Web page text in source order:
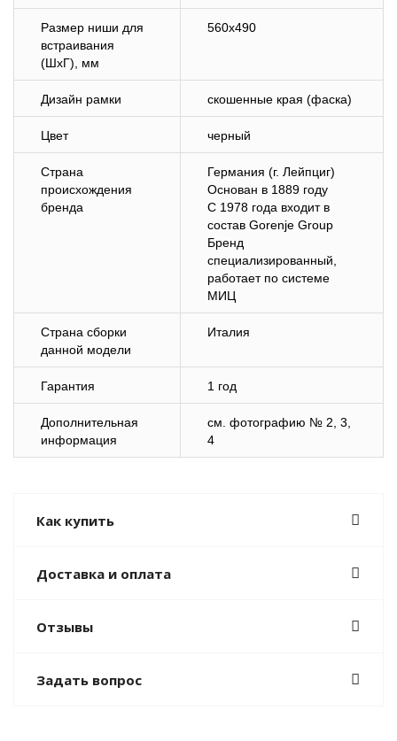
Размер ниши для
встраивания
(ШхГ), мм
560x490
Дизайн рамки скошенные края (фаска)
Цвет черный
Страна
происхождения
бренда
Германия (г. Лейпциг)
Основан в 1889 году
С 1978 года входит в
состав Gorenje Group
Бренд
специализированный,
работает по системе
МИЦ
Страна сборки
данной модели
Италия
Гарантия 1 год
Дополнительная
информация
см. фотографию № 2, 3,
4
Как купить
Доставка и оплата
Отзывы
Задать вопрос